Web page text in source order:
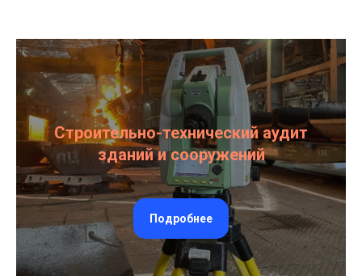
Строительно-технический аудит
зданий и сооружений
Подробнее